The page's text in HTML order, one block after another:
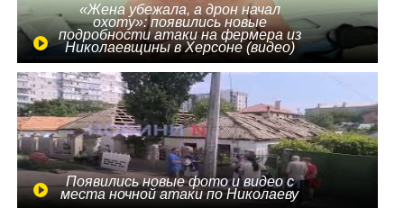
«Жена убежала, а дрон начал
охоту»: появились новые
подробности атаки на фермера из
Николаевщины в Херсоне (видео)
Появились новые фото и видео с
места ночной атаки по Николаеву